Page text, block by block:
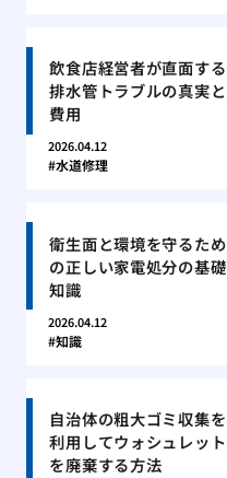
飲食店経営者が直面する
排水管トラブルの真実と
費用
2026.04.12
水道修理
衛生面と環境を守るため
の正しい家電処分の基礎
知識
2026.04.12
知識
自治体の粗大ゴミ収集を
利用してウォシュレット
を廃棄する方法